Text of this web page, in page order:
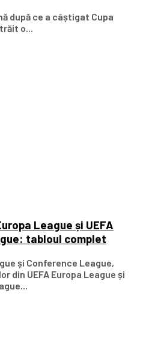
după ce a câștigat Cupa
o...
League și UEFA
tabloul complet
și Conference League,
din UEFA Europa League și